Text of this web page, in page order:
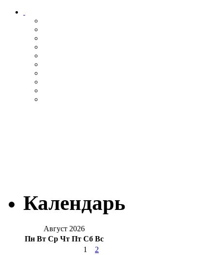
Календарь
Август 2026
Пн Вт Ср Чт Пт Сб Вс
1
2